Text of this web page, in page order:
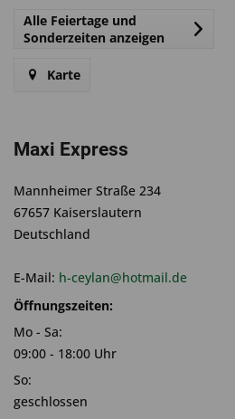
Alle Feiertage und
Sonderzeiten anzeigen
Karte
Maxi Express
Mannheimer Straße 234
67657 Kaiserslautern
Deutschland
E-Mail: h-ceylan@hotmail.de
Öffnungszeiten:
Mo - Sa:
09:00 - 18:00 Uhr
So:
geschlossen